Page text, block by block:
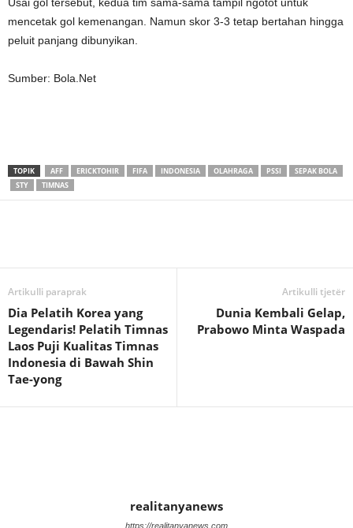
Usai gol tersebut, kedua tim sama-sama tampil ngotot untuk
mencetak gol kemenangan. Namun skor 3-3 tetap bertahan hingga
peluit panjang dibunyikan.
Sumber: Bola.Net
TOPIK AFF ERICKTOHIR FIFA INDONESIA OLAHRAGA PSSI
SEPAK BOLA
STY
TIMNAS
Artikulli paraprak
Dia Pelatih Korea yang
Legendaris! Pelatih Timnas
Laos Puji Kualitas Timnas
Indonesia di Bawah Shin
Tae-yong
Artikulli tjetër
Dunia Kembali Gelap,
Prabowo Minta Waspada
realitanyanews
https://realitanyanews.com